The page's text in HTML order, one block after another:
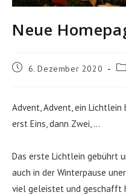
Neue
Beitrag6. Dezember 2020
Advent, Advent, ein Lichtlein
erst Eins, dann Zwei, …
Das erste Lichtlein gebührt
auch in der Winterpause
viel geleistet und geschafft